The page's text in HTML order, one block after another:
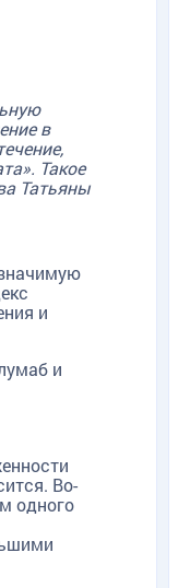
в
Такое
Татьяны
и
и
Во-
одного